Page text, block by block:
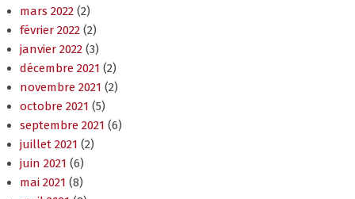
mars 2022 (2)
février 2022 (2)
janvier 2022 (3)
décembre 2021 (2)
novembre 2021 (2)
octobre 2021 (5)
septembre 2021 (6)
juillet 2021 (2)
juin 2021 (6)
mai 2021 (8)